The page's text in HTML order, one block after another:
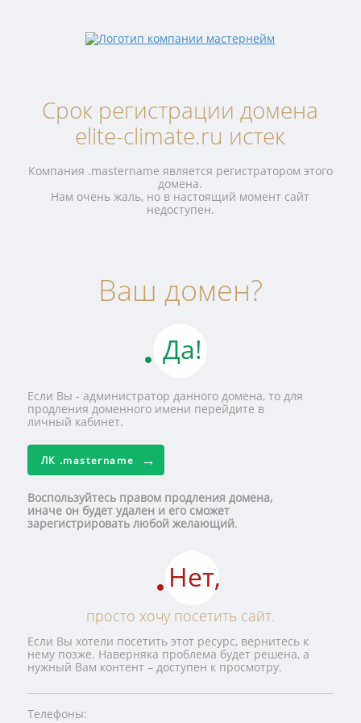
Срок регистрации домена
elite-climate.ru истек
Компания .mastername является регистратором этого
домена.
Нам очень жаль, но в настоящий момент сайт
недоступен.
Ваш домен?
Да!
Если Вы - администратор данного домена, то для
продления доменного имени перейдите в
личный кабинет.
ЛК .mastername
Воспользуйтесь правом продления домена,
иначе он будет удален и его сможет
зарегистрировать любой желающий.
Нет,
просто хочу посетить сайт.
Если Вы хотели посетить этот ресурс, вернитесь к
нему позже. Наверняка проблема будет решена, а
нужный Вам контент – доступен к просмотру.
Телефоны: